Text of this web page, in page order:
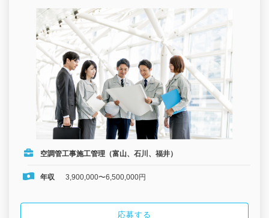
空調管工事施工管理（富山、石川、福井）
年収 3,900,000〜6,500,000円
応募する